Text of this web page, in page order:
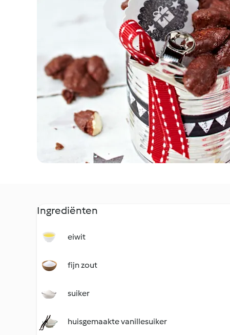
Ingrediënten
eiwit
fijn zout
suiker
huisgemaakte vanillesuiker